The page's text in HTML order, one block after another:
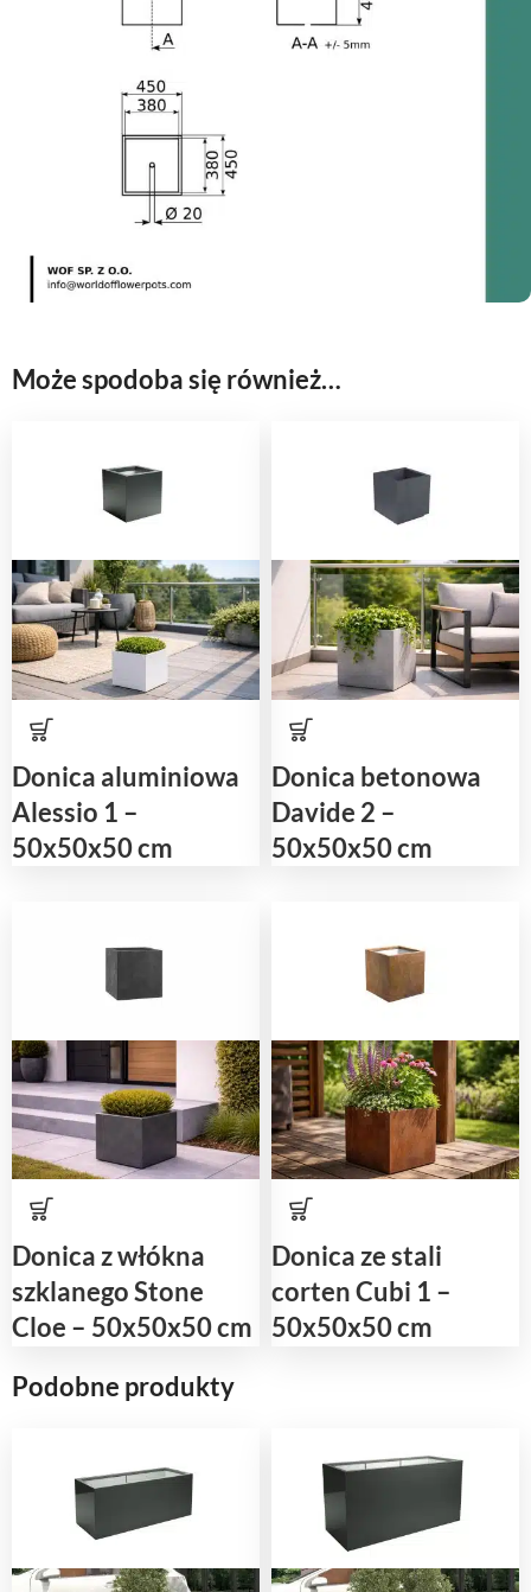
Może spodoba się również…
Donica aluminiowa
Alessio 1 –
50x50x50 cm
Donica betonowa
Davide 2 –
50x50x50 cm
Donica z włókna
szklanego Stone
Cloe – 50x50x50 cm
Donica ze stali
corten Cubi 1 –
50x50x50 cm
Podobne produkty